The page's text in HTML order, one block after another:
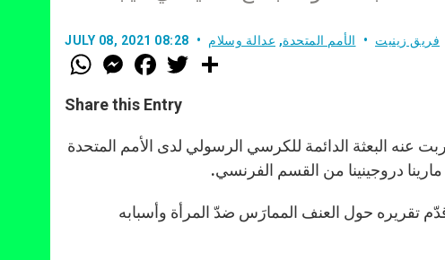
JULY 08, 2021 08:28 فريق زينيت الأمم المتحدة, عدالة وسلام
W
h
t
s
p
p
M
e
s
e
g
e
F
a
e
b
o
k
w
r
Share this Entry
عنه البعثة الدائمة للكرسي الرسولي لدى الأمم المتحدة
دروجينينا من القسم الفرنسي.
تقريره حول العنف الممارَس ضدّ المرأة وأسبابه